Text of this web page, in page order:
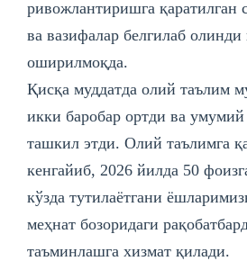
ривожлантиришга қаратилган
ва вазифалар белгилаб олинди
оширилмоқда.
Қисқа муддатда олий таълим
икки баробар ортди ва
ташкил этди. Олий таълимга
кенгайиб, 2026 йилда 50
кўзда тутилаётгани
меҳнат бозоридаги
таъминлашга хизмат қилади.